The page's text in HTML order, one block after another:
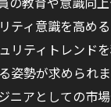
ティ意識を高める
リティトレンド
姿勢が求められま
ニアとしての市